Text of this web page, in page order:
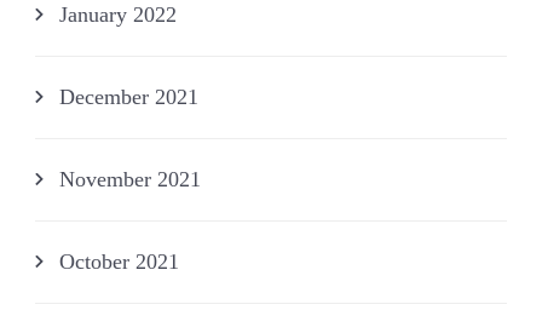
January 2022
December 2021
November 2021
October 2021